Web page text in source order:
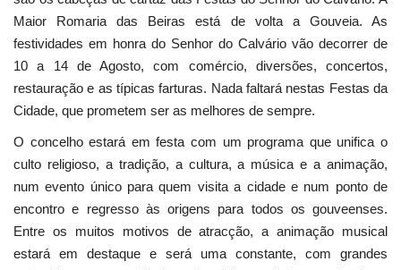
Maior Romaria das Beiras está de volta a Gouveia. As
festividades em honra do Senhor do Calvário vão decorrer de
10 a 14 de Agosto, com comércio, diversões, concertos,
restauração e as típicas farturas. Nada faltará nestas Festas da
Cidade, que prometem ser as melhores de sempre.
O concelho estará em festa com um programa que unifica o
culto religioso, a tradição, a cultura, a música e a animação,
num evento único para quem visita a cidade e num ponto de
encontro e regresso às origens para todos os gouveenses.
Entre os muitos motivos de atracção, a animação musical
estará em destaque e será uma constante, com grandes